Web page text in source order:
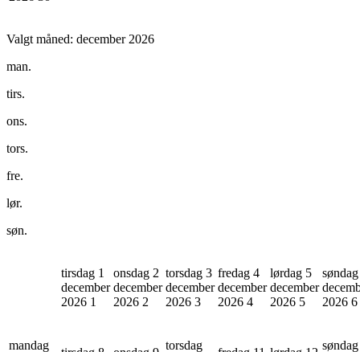
Valgt måned: december 2026
man.
tirs.
ons.
tors.
fre.
lør.
søn.
tirsdag 1
december
2026 1
onsdag 2
december
2026 2
torsdag 3
december
2026 3
fredag 4
december
2026 4
lørdag 5
december
2026 5
2026 6
mandag torsdag søndag